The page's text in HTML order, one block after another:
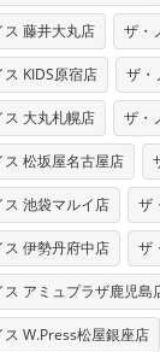
藤井大丸店 ザ・
KIDS原宿店 ザ・
大丸札幌店 ザ・
松坂屋名古屋店
池袋マルイ店 ザ
伊勢丹府中店 ザ
アミュプラザ鹿児島
W.Press松屋銀座店